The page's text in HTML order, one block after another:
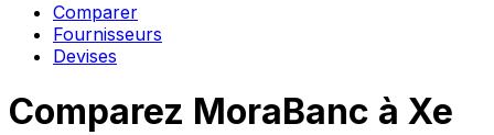
Comparer
Fournisseurs
Devises
Comparez MoraBanc à Xe